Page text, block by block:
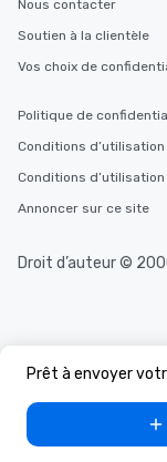
Prêt à envoyer
Nous contacter
Soutien à la clientèle
Vos choix de
Politique de
Conditions
Conditions
Annoncer sur ce site
Droit d’auteur ©